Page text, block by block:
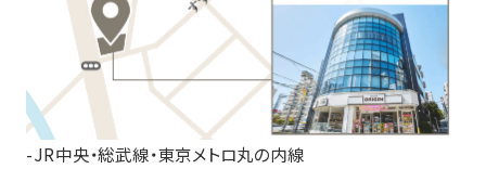
-JR中央・総武線・東京メトロ丸の内線